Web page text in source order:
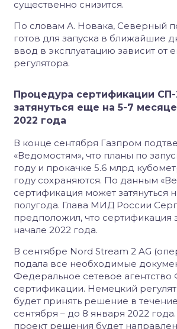
существенно снизится.
По словам А. Новака, Северный
готов для запуска в ближайшие
ввод в эксплуатацию зависит от
регулятора.
Процедура сертификации
затянуться еще на 5-7
2022 года
В конце сентября Газпром
«Ведомостям», что планы по
году и прокачке 5.6 млрд
году сохраняются. По данным
сертификация может затянуться
полугода. Глава МИД России
предположил, что сертификация
начале 2022 года.
В сентябре Nord Stream 2 AG
подала все необходимые
Федеральное сетевое агентство
сертификации. Немецкий
будет принять решение в
сентября – до 8 января 2022
проект решения будет